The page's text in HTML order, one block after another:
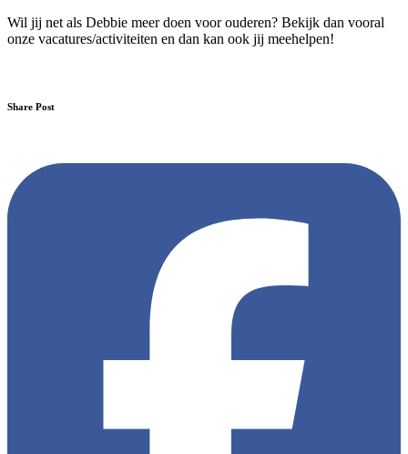
Wil jij net als Debbie meer doen voor ouderen? Bekijk dan vooral
onze vacatures/activiteiten en dan kan ook jij meehelpen!
Share Post